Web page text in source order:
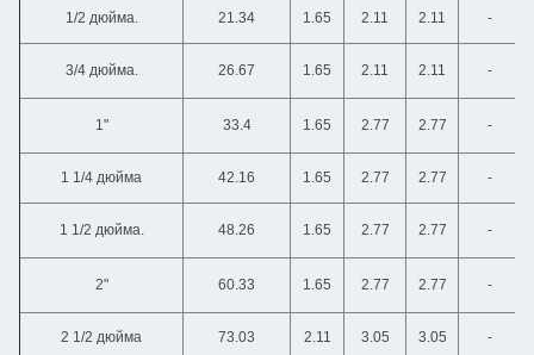
1/2 дюйма. 21.34 1.65 2.11 2.11 -
3/4 дюйма. 26.67 1.65 2.11 2.11 -
1" 33.4 1.65 2.77 2.77 -
1 1/4 дюйма 42.16 1.65 2.77 2.77 -
1 1/2 дюйма. 48.26 1.65 2.77 2.77 -
2" 60.33 1.65 2.77 2.77 -
2 1/2 дюйма 73.03 2.11 3.05 3.05 -